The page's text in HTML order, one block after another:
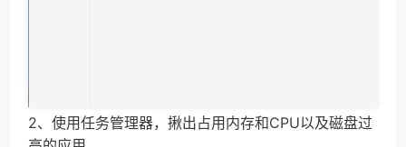
2、使用任务管理器，揪出占用内存和CPU以及磁盘过